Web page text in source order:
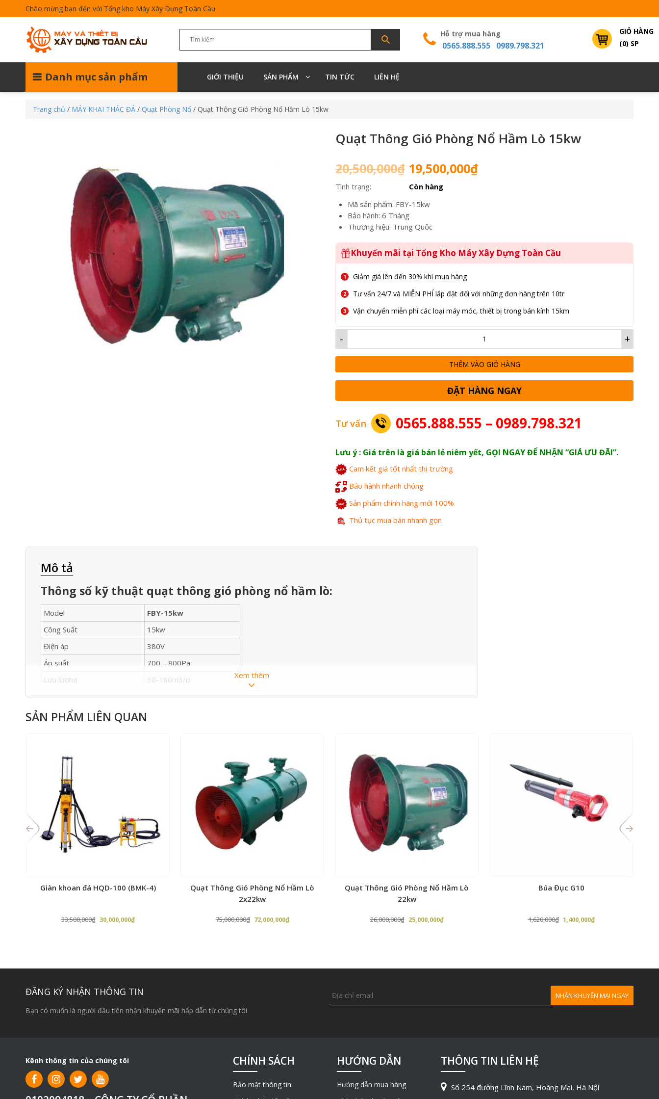
Chào mừng bạn đến với Tổng kho Máy Xây Dựng Toàn Cầu
Hỗ trợ mua hàng
0565.888.555 0989.798.321
GIỎ HÀNG
(0) SP
Danh mục sản phẩm GIỚI THIỆU SẢN PHẨM TIN TỨC LIÊN HỆ
Trang chủ / MÁY KHAI THÁC ĐÁ / Quạt Phòng Nổ / Quạt Thông Gió Phòng Nổ Hầm Lò 15kw
Quạt Thông Gió Phòng Nổ Hầm Lò 15kw
20,500,000₫ Giá
gốc
là:
20,500,000₫.
19,500,000₫Giá
Tình trạng:
Còn hàng
Mã sản phẩm: FBY-15kw
Bảo hành: 6 Tháng
Thương hiệu: Trung Quốc
Khuyến mãi tại Tổng Kho Máy Xây Dựng Toàn Cầu
Giảm giá lên đến 30% khi mua hàng
Tư vấn 24/7 và MIỄN PHÍ lắp đặt đối với những đơn hàng trên 10tr
Vận chuyển miễn phí các loại máy móc, thiết bị trong bán kính 15km
+
-
THÊM VÀO GIỎ HÀNG
ĐẶT HÀNG NGAY
Tư vấn 0565.888.555 – 0989.798.321
Lưu ý : Giá trên là giá bán lẻ niêm yết, GỌI NGAY ĐỂ NHẬN “GIÁ ƯU ĐÃI”.
Cam kết giá tốt nhất thị trường
Bảo hành nhanh chóng
Sản phẩm chính hãng mới 100%
Thủ tục mua bán nhanh gọn
Mô tả
Thông số kỹ thuật quạt thông gió phòng nổ hầm lò:
Model
FBY-15kw
Công Suất
15kw
Điện áp
380V
Áp suất
700 – 800Pa
Lưu lượng
30-180m3/p
Đường kính
Đường kính
Xem thêm
SẢN PHẨM LIÊN QUAN
Giàn khoan đá HQD-100 (BMK-4)
33,500,000₫ Giá
30,000,000₫Giá
Quạt Thông Gió Phòng Nổ Hầm Lò
2x22kw
75,000,000₫ Giá
72,000,000₫Giá
Quạt Thông Gió Phòng Nổ Hầm Lò
22kw
26,000,000₫ Giá
25,000,000₫Giá
Búa Đục G10
1,620,000₫ Giá
1,400,000₫Giá
ĐĂNG KÝ NHẬN THÔNG TIN
Bạn có muốn là người đầu tiên nhận khuyến mãi hấp dẫn từ chúng tôi
Kênh thông tin của chúng tôi CHÍNH SÁCH
Bảo mật thông tin
HƯỚNG DẪN
Hướng dẫn mua hàng
THÔNG TIN LIÊN HỆ
Số 254 đường Lĩnh Nam, Hoàng Mai, Hà Nội